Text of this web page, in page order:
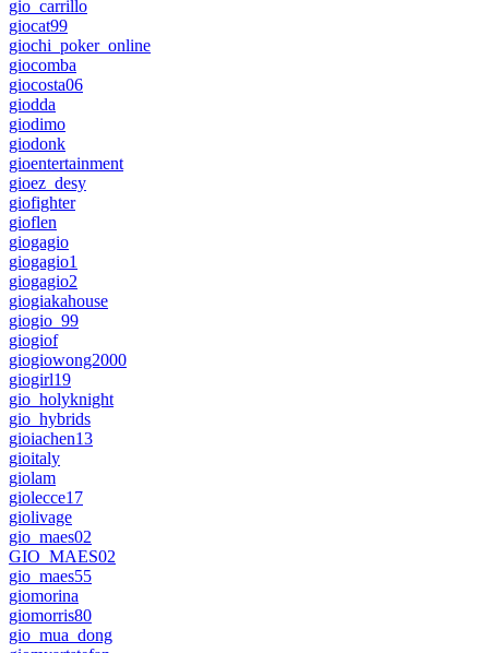
gio_carrillo
giocat99
giochi_poker_online
giocomba
giocosta06
giodda
giodimo
giodonk
gioentertainment
gioez_desy
giofighter
gioflen
giogagio
giogagio1
giogagio2
giogiakahouse
giogio_99
giogiof
giogiowong2000
giogirl19
gio_holyknight
gio_hybrids
gioiachen13
gioitaly
giolam
giolecce17
giolivage
gio_maes02
GIO_MAES02
gio_maes55
giomorina
giomorris80
gio_mua_dong